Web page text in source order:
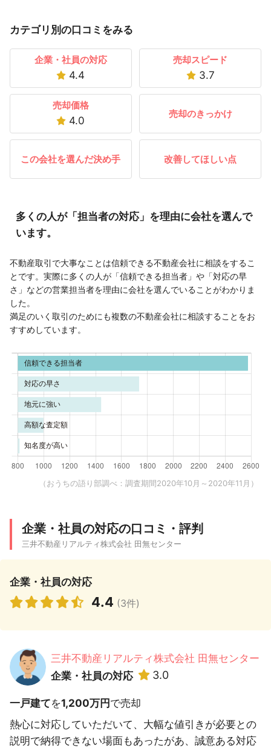
カテゴリ別の口コミをみる
企業・社員の対応
4.4
売却スピード
3.7
売却価格
4.0
売却のきっかけ
この会社を選んだ決め手 改善してほしい点
多くの人が「担当者の対応」を理由に会社を選んで
います。
不動産取引で大事なことは信頼できる不動産会社に相談をするこ
とです。実際に多くの人が「信頼できる担当者」や「対応の早
さ」などの営業担当者を理由に会社を選んでいることがわかりま
した。
満足のいく取引のためにも複数の不動産会社に相談することをお
すすめしています。
（おうちの語り部調べ：調査期間2020年10月～2020年11月）
企業・社員の対応の口コミ・評判
三井不動産リアルティ株式会社 田無センター
企業・社員の対応
4.4 (3件)
三井不動産リアルティ株式会社 田無センター
企業・社員の対応
3.0
一戸建てを1,200万円で売却
熱心に対応していただいて、大幅な値引きが必要との
説明で納得できない場面もあったがあ、誠意ある対応